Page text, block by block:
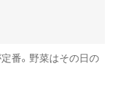
番。野菜はその日の